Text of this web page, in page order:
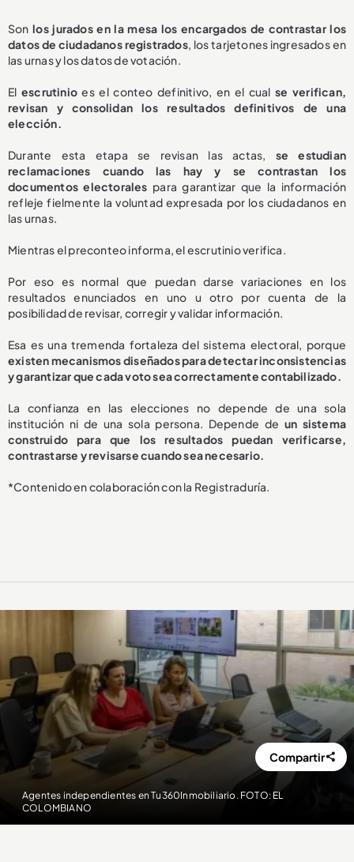
Sonlos jurados en la mesa los encargados de contrastar los
datos de ciudadanos registrados, los tarjetones ingresados en
las urnas y los datos de votación.
El escrutinioes el conteo definitivo, en el cualse verifican,
revisan y consolidan los resultados definitivos de una
elección.
Durante esta etapa se revisan las actas, se estudian
reclamaciones cuando las hay y se contrastan los
documentos electorales para garantizar que la información
refleje fielmente la voluntad expresada por los ciudadanos en
las urnas.
Mientras el preconteo informa, el escrutinio verifica.
Por eso es normal que puedan darse variaciones en los
resultados enunciados en uno u otro por cuenta de la
posibilidad de revisar, corregir y validar información.
Esa es una tremenda fortaleza del sistema electoral, porque
existen mecanismos diseñados para detectar inconsistencias
y garantizar que cada voto sea correctamente contabilizado.
La confianza en las elecciones no depende de una sola
institución ni de una sola persona. Depende de un sistema
construido para que los resultados puedan verificarse,
contrastarse y revisarse cuando sea necesario.
*Contenido en colaboración con la Registraduría.
Agentes independientes en Tu360Inmobiliario. FOTO: EL
COLOMBIANO
Compartir